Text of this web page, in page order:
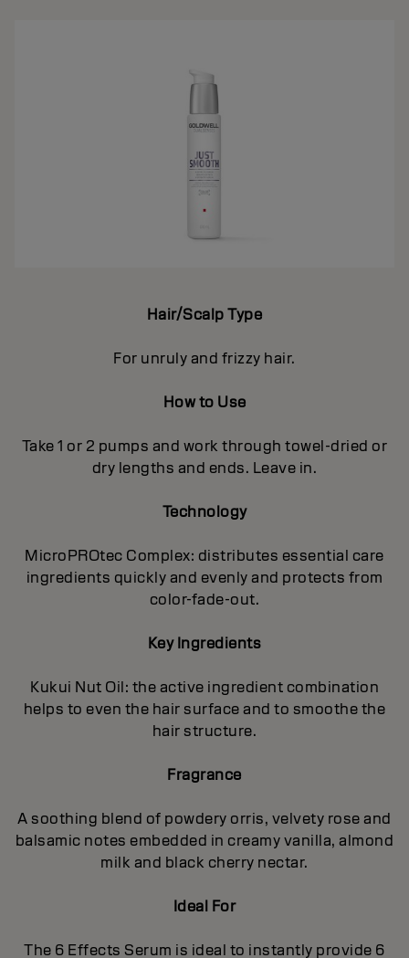
Hair/Scalp Type
For unruly and frizzy hair.
How to Use
Take 1 or 2 pumps and work through towel-dried or
dry lengths and ends. Leave in.
Technology
MicroPROtec Complex: distributes essential care
ingredients quickly and evenly and protects from
color-fade-out.
Key Ingredients
Kukui Nut Oil: the active ingredient combination
helps to even the hair surface and to smoothe the
hair structure.
Fragrance
A soothing blend of powdery orris, velvety rose and
balsamic notes embedded in creamy vanilla, almond
milk and black cherry nectar.
Ideal For
The 6 Effects Serum is ideal to instantly provide 6